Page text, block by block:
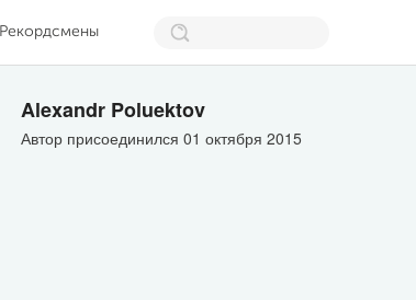
Рекордсмены
Alexandr Poluektov
Автор присоединился 01 октября 2015